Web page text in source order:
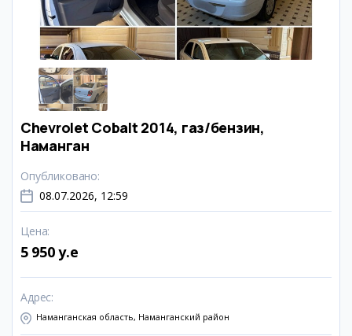
Chevrolet Cobalt 2014, газ/бензин,
Наманган
Опубликовано:
08.07.2026, 12:59
Цена:
5 950 y.e
Адрес:
Наманганская область, Наманганский район